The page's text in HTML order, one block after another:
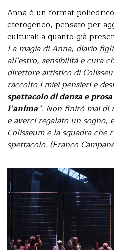
Anna è un format
eterogeneo, pensato per
culturali a quanto già
La magia di Anna, diario
all’estro, sensibilità e cura
direttore artistico di
raccolto i miei pensieri e
spettacolo di danza e
l’anima”. Non finirò mai di
e averci regalato un sogno,
Colisseum e la squadra
spettacolo. (Franco